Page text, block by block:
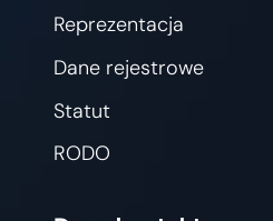
Reprezentacja
Dane rejestrowe
Statut
RODO